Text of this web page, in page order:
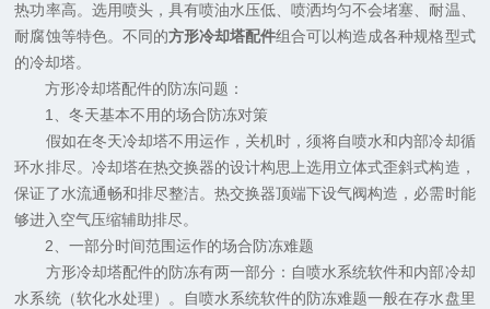
热功率高。选用喷头，具有喷油水压低、喷洒均匀不会堵塞、耐温、
耐腐蚀等特色。不同的方形冷却塔配件组合可以构造成各种规格型式
的冷却塔。
方形冷却塔配件的防冻问题：
1、冬天基本不用的场合防冻对策
假如在冬天冷却塔不用运作，关机时，须将自喷水和内部冷却循
环水排尽。冷却塔在热交换器的设计构思上选用立体式歪斜式构造，
保证了水流通畅和排尽整洁。热交换器顶端下设气阀构造，必需时能
够进入空气压缩辅助排尽。
2、一部分时间范围运作的场合防冻难题
方形冷却塔配件的防冻有两一部分：自喷水系统软件和内部冷却
水系统（软化水处理）。自喷水系统软件的防冻难题一般在存水盘里